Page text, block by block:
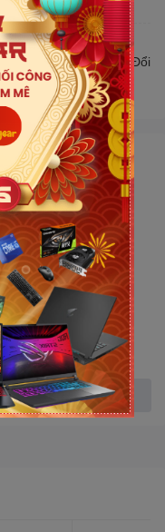
lỗi do nhà sản xuất. Đổi
ưu đãi
225U
DDR5
SSD
hình: 16